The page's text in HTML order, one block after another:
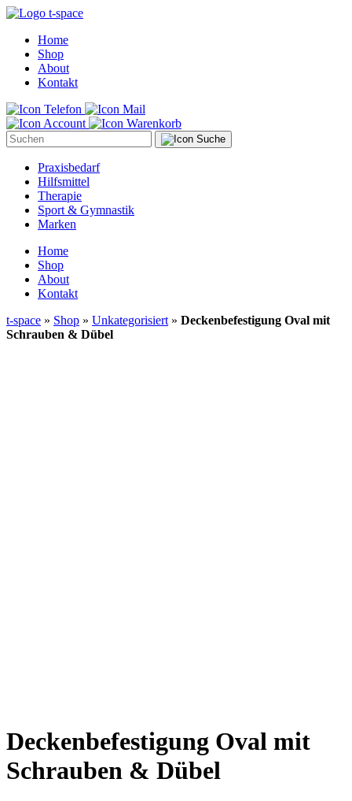
Home
Shop
About
Kontakt
Suche
Praxisbedarf
Hilfsmittel
Therapie
Sport & Gymnastik
Marken
Home
Shop
About
Kontakt
t-space » Shop » Unkategorisiert » Deckenbefestigung Oval mit
Schrauben & Dübel
Deckenbefestigung Oval mit
Schrauben & Dübel